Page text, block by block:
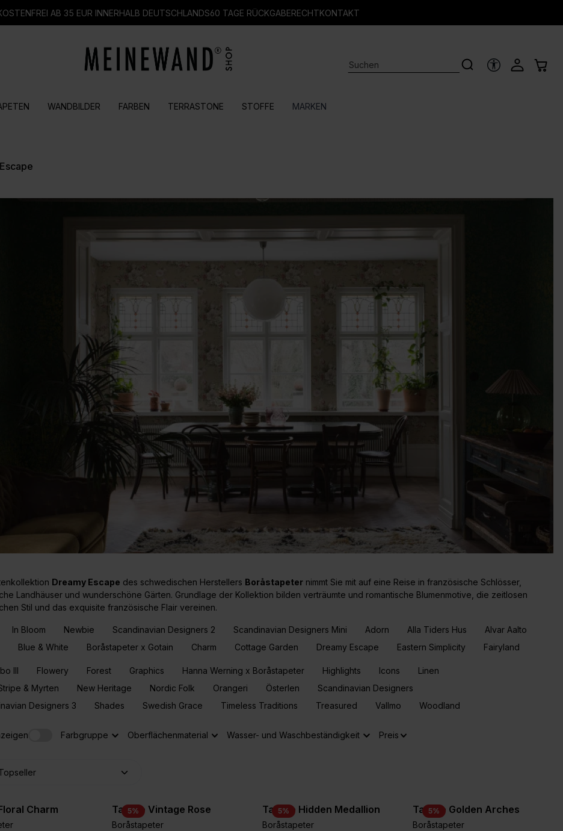
AB 35 EUR INNERHALB DEUTSCHLANDS60 TAGE RÜCKGABERECHTKONTAKT
HILFSTOOLS
WANDBILDER FARBEN TERRASTONE STOFFE MARKEN
Dreamy Escape des schwedischen Herstellers Boråstapeter nimmt Sie mit auf eine Reise in französische Schlösser,
Landhäuser und wunderschöne Gärten. Grundlage der Kollektion bilden verträumte und romantische Blumenmotive, die zeitlosen
Stil und das exquisite französische Flair vereinen.
In Bloom Newbie Scandinavian Designers 2 Scandinavian Designers Mini Adorn Alla Tiders Hus
Alvar Aalto
Blue & White Boråstapeter x Gotain Charm Cottage Garden Dreamy Escape Eastern Simplicity Fairyland
III Flowery Forest Graphics Hanna Werning x Boråstapeter Highlights Icons
Linen
& Myrten
New Heritage Nordic Folk Orangeri Österlen
Scandinavian Designers
Designers 3
Shades Swedish Grace Timeless Traditions Treasured Vallmo Woodland
Farbgruppe Oberflächenmaterial Wasser- und Waschbeständigkeit Preis
Charm 5%
Tapete Vintage Rose
Boråstapeter
5%
Tapete Hidden Medallion
Boråstapeter
5%
Tapete Golden Arches
Boråstapeter